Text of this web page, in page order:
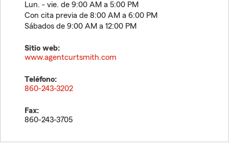
Lun. - vie. de 9:00 AM a 5:00 PM
Con cita previa de 8:00 AM a 6:00 PM
Sábados de 9:00 AM a 12:00 PM
Sitio web:
www.agentcurtsmith.com
Teléfono:
860-243-3202
Fax:
860-243-3705